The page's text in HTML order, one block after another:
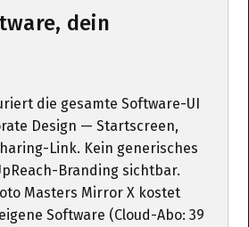
dein
die gesamte Software-UI
Design — Startscreen,
Link. Kein generisches
Branding sichtbar.
Masters Mirror X kostet
Software (Cloud-Abo: 39